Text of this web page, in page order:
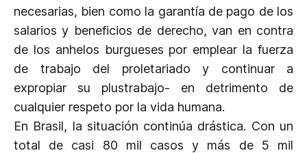
necesarias, bien como la garantía de pago de los
salarios y beneficios de derecho, van en contra
de los anhelos burgueses por emplear la fuerza
de trabajo del proletariado y continuar a
expropiar su plustrabajo- en detrimento de
cualquier respeto por la vida humana.
En Brasil, la situación continúa drástica. Con un
total de casi 80 mil casos y más de 5 mil